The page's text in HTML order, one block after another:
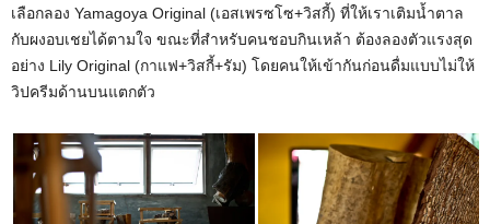
เลือกลอง Yamagoya Original (เอสเพรซโซ+วิสกี้) ที่ให้เราเติมน้ำตาล
กับผงอบเชยได้ตามใจ ขณะที่สำหรับคนชอบกินเหล้า ต้องลองตัวแรงสุด
อย่าง Lily Original (กาแฟ+วิสกี้+รัม) โดยคนให้เข้ากันก่อนดื่มแบบไม่ให้
วิปครีมด้านบนแตกตัว